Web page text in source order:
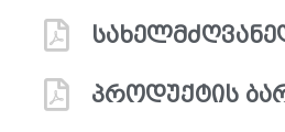
პროდუქტის